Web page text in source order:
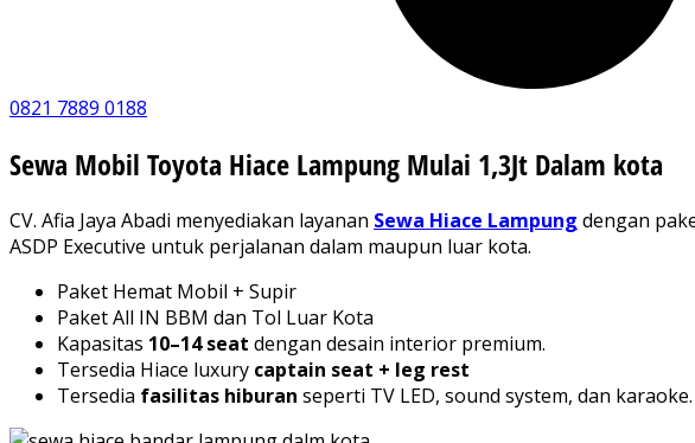
0821 7889 0188
Sewa Mobil Toyota Hiace Lampung Mulai 1,3Jt Dalam kota
CV. Afia Jaya Abadi menyediakan layanan Sewa Hiace Lampung dengan
ASDP Executive untuk perjalanan dalam maupun luar kota.
Paket Hemat Mobil + Supir
Paket All IN BBM dan Tol Luar Kota
Kapasitas 10–14 seat dengan desain interior premium.
Tersedia Hiace luxury captain seat + leg rest
Tersedia fasilitas hiburan seperti TV LED, sound system, dan karaoke.